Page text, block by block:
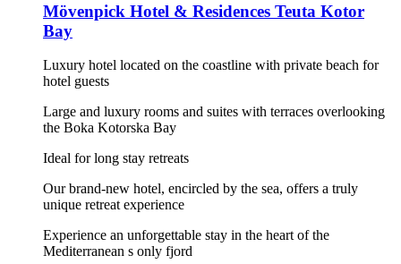
Mövenpick Hotel & Residences Teuta Kotor
Bay
Luxury hotel located on the coastline with private beach for
hotel guests
Large and luxury rooms and suites with terraces overlooking
the Boka Kotorska Bay
Ideal for long stay retreats
Our brand-new hotel, encircled by the sea, offers a truly
unique retreat experience
Experience an unforgettable stay in the heart of the
Mediterranean s only fjord